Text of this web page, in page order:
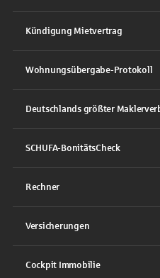
Kündigung Mietvertrag
Wohnungsübergabe-Protokoll
Deutschlands größter
SCHUFA-BonitätsCheck
Rechner
Versicherungen
Cockpit Immobilie